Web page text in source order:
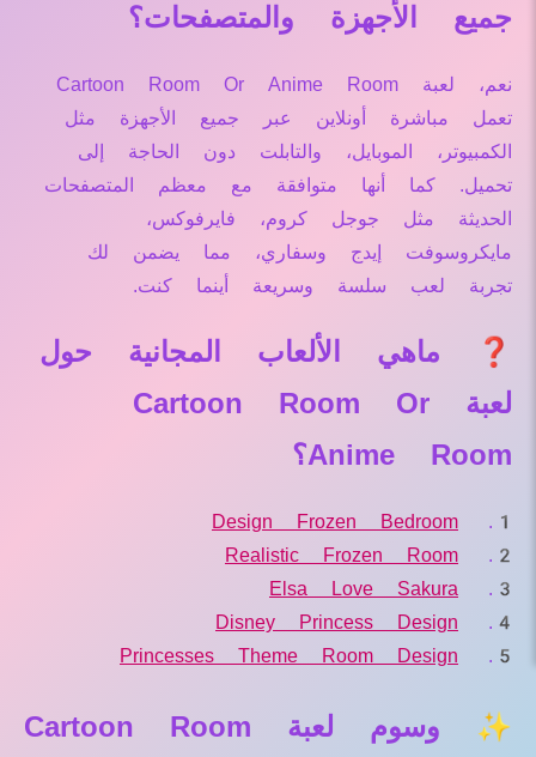
جميع الأجهزة والمتصفحات؟
نعم، لعبة Cartoon Room Or Anime Room
تعمل مباشرة أونلاين عبر جميع الأجهزة مثل
الكمبيوتر، الموبايل، والتابلت دون الحاجة إلى
تحميل. كما أنها متوافقة مع معظم المتصفحات
الحديثة مثل جوجل كروم، فايرفوكس،
مايكروسوفت إيدج وسفاري، مما يضمن لك
تجربة لعب سلسة وسريعة أينما كنت.
❓ ماهي الألعاب المجانية حول
لعبة Cartoon Room Or
Anime Room؟
Design Frozen Bedroom
Realistic Frozen Room
Elsa Love Sakura
Disney Princess Design
Princesses Theme Room Design
✨ وسوم لعبة Cartoon Room